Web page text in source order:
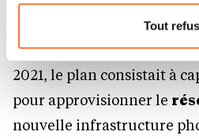
Pour de plus amples
nous utilisons lescookies et
Charte d’usage des cookieset
protection des données
Tout
À première vue
projets ne partagent pas
2021, le plan consistait à
pour approvisionner le
nouvelle infrastructure